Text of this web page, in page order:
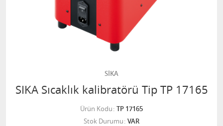
SİKA
SIKA Sıcaklık kalibratörü Tip TP 17165
Ürün Kodu TP 17165
Stok Durumu VAR